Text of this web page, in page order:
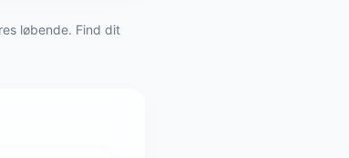
løbende. Find dit